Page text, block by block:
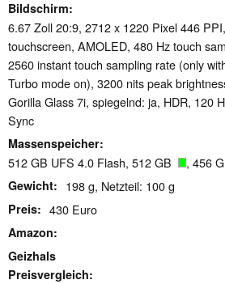
Bildschirm
6.67 Zoll 20:9, 2712 x 1220 Pixel 446
touchscreen, AMOLED, 480 Hz touch
2560 instant touch sampling rate (only
Turbo mode on), 3200 nits peak
Gorilla Glass 7i, spiegelnd: ja, HDR, 120
Sync
Massenspeicher
512 GB UFS 4.0 Flash, 512 GB , 456
Gewicht 198 g, Netzteil: 100 g
Preis 430 Euro
Amazon
Geizhals
Preisvergleich